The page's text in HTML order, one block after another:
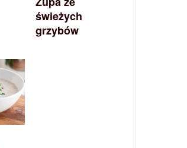
świeżych
grzybów